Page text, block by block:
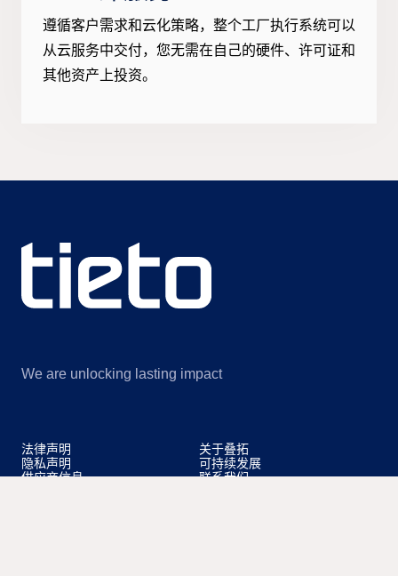
遵循客户需求和云化策略，整个工厂执行系统可以
从云服务中交付，您无需在自己的硬件、许可证和
其他资产上投资。
We are unlocking lasting impact
法律声明
隐私声明
供应商信息
关于叠拓
可持续发展
联系我们